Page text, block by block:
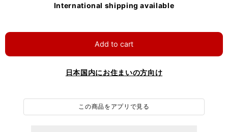
International shipping available
Add to cart
日本国内にお住まいの方向け
この商品をアプリで見る